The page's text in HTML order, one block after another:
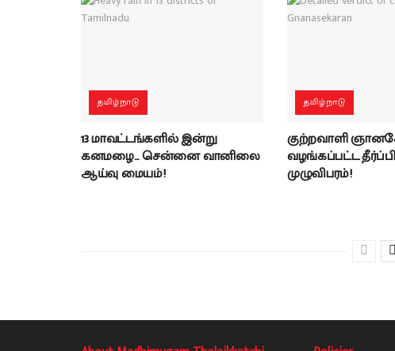
தமிழ்நாடு
13 மாவட்டங்களில் இன்று
கனமழை… சென்னை வானிலை
ஆய்வு மையம்!
தமிழ்நாடு
குற்றவாளி
வழங்கப்பட்ட
முழுவிபரம்!